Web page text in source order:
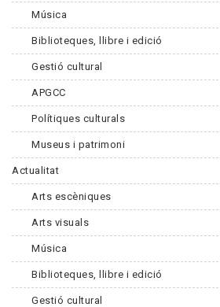
Música
Biblioteques, llibre i edició
Gestió cultural
APGCC
Polítiques culturals
Museus i patrimoni
Actualitat
Arts escèniques
Arts visuals
Música
Biblioteques, llibre i edició
Gestió cultural